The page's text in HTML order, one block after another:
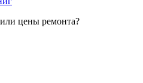
цены ремонта?